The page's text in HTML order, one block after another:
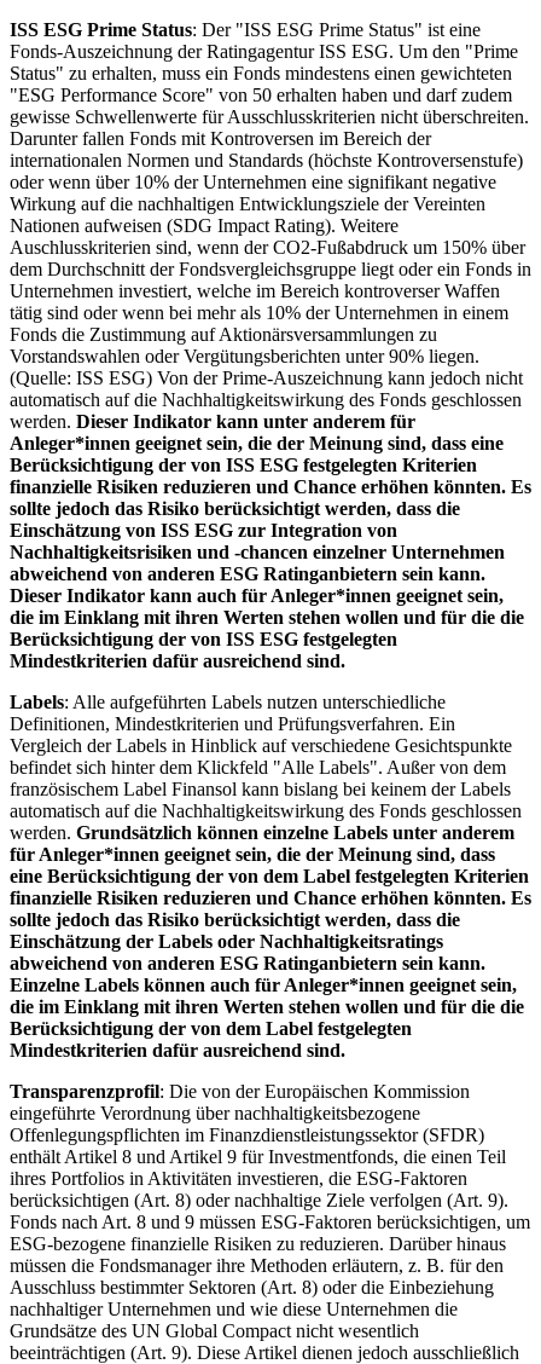
ISS ESG Prime Status: Der "ISS ESG Prime Status" ist eine
Fonds-Auszeichnung der Ratingagentur ISS ESG. Um den "Prime
Status" zu erhalten, muss ein Fonds mindestens einen gewichteten
"ESG Performance Score" von 50 erhalten haben und darf zudem
gewisse Schwellenwerte für Ausschlusskriterien nicht überschreiten.
Darunter fallen Fonds mit Kontroversen im Bereich der
internationalen Normen und Standards (höchste Kontroversenstufe)
oder wenn über 10% der Unternehmen eine signifikant negative
Wirkung auf die nachhaltigen Entwicklungsziele der Vereinten
Nationen aufweisen (SDG Impact Rating). Weitere
Auschlusskriterien sind, wenn der CO2-Fußabdruck um 150% über
dem Durchschnitt der Fondsvergleichsgruppe liegt oder ein Fonds in
Unternehmen investiert, welche im Bereich kontroverser Waffen
tätig sind oder wenn bei mehr als 10% der Unternehmen in einem
Fonds die Zustimmung auf Aktionärsversammlungen zu
Vorstandswahlen oder Vergütungsberichten unter 90% liegen.
(Quelle: ISS ESG) Von der Prime-Auszeichnung kann jedoch nicht
automatisch auf die Nachhaltigkeitswirkung des Fonds geschlossen
werden. Dieser Indikator kann unter anderem für
Anleger*innen geeignet sein, die der Meinung sind, dass eine
Berücksichtigung der von ISS ESG festgelegten Kriterien
finanzielle Risiken reduzieren und Chance erhöhen könnten. Es
sollte jedoch das Risiko berücksichtigt werden, dass die
Einschätzung von ISS ESG zur Integration von
Nachhaltigkeitsrisiken und -chancen einzelner Unternehmen
abweichend von anderen ESG Ratinganbietern sein kann.
Dieser Indikator kann auch für Anleger*innen geeignet sein,
die im Einklang mit ihren Werten stehen wollen und für die die
Berücksichtigung der von ISS ESG festgelegten
Mindestkriterien dafür ausreichend sind.
Labels: Alle aufgeführten Labels nutzen unterschiedliche
Definitionen, Mindestkriterien und Prüfungsverfahren. Ein
Vergleich der Labels in Hinblick auf verschiedene Gesichtspunkte
befindet sich hinter dem Klickfeld "Alle Labels". Außer von dem
französischem Label Finansol kann bislang bei keinem der Labels
automatisch auf die Nachhaltigkeitswirkung des Fonds geschlossen
werden. Grundsätzlich können einzelne Labels unter anderem
für Anleger*innen geeignet sein, die der Meinung sind, dass
eine Berücksichtigung der von dem Label festgelegten Kriterien
finanzielle Risiken reduzieren und Chance erhöhen könnten. Es
sollte jedoch das Risiko berücksichtigt werden, dass die
Einschätzung der Labels oder Nachhaltigkeitsratings
abweichend von anderen ESG Ratinganbietern sein kann.
Einzelne Labels können auch für Anleger*innen geeignet sein,
die im Einklang mit ihren Werten stehen wollen und für die die
Berücksichtigung der von dem Label festgelegten
Mindestkriterien dafür ausreichend sind.
Transparenzprofil: Die von der Europäischen Kommission
eingeführte Verordnung über nachhaltigkeitsbezogene
Offenlegungspflichten im Finanzdienstleistungssektor (SFDR)
enthält Artikel 8 und Artikel 9 für Investmentfonds, die einen Teil
ihres Portfolios in Aktivitäten investieren, die ESG-Faktoren
berücksichtigen (Art. 8) oder nachhaltige Ziele verfolgen (Art. 9).
Fonds nach Art. 8 und 9 müssen ESG-Faktoren berücksichtigen, um
ESG-bezogene finanzielle Risiken zu reduzieren. Darüber hinaus
müssen die Fondsmanager ihre Methoden erläutern, z. B. für den
Ausschluss bestimmter Sektoren (Art. 8) oder die Einbeziehung
nachhaltiger Unternehmen und wie diese Unternehmen die
Grundsätze des UN Global Compact nicht wesentlich
beeinträchtigen (Art. 9). Diese Artikel dienen jedoch ausschließlich